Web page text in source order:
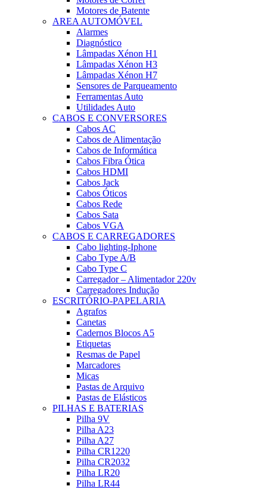
Motores de Batente
AREA AUTOMÓVEL
Alarmes
Diagnóstico
Lâmpadas Xénon H1
Lâmpadas Xénon H3
Lâmpadas Xénon H7
Sensores de Parqueamento
Ferramentas Auto
Utilidades Auto
CABOS E CONVERSORES
Cabos AC
Cabos de Alimentação
Cabos de Informática
Cabos Fibra Ótica
Cabos HDMI
Cabos Jack
Cabos Óticos
Cabos Rede
Cabos Sata
Cabos VGA
CABOS E CARREGADORES
Cabo lighting-Iphone
Cabo Type A/B
Cabo Type C
Carregador – Alimentador 220v
Carregadores Indução
ESCRITÓRIO-PAPELARIA
Agrafos
Canetas
Cadernos Blocos A5
Etiquetas
Resmas de Papel
Marcadores
Micas
Pastas de Arquivo
Pastas de Elásticos
PILHAS E BATERIAS
Pilha 9V
Pilha A23
Pilha A27
Pilha CR1220
Pilha CR2032
Pilha LR20
Pilha LR44